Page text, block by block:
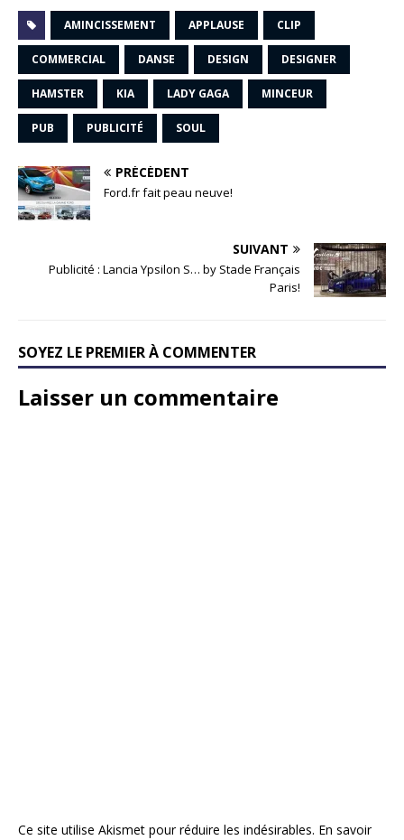
AMINCISSEMENT APPLAUSE CLIP
COMMERCIAL DANSE DESIGN DESIGNER
HAMSTER KIA LADY GAGA MINCEUR
PUB PUBLICITÉ SOUL
PRÉCÉDENT
Ford.fr fait peau neuve!
SUIVANT
Publicité : Lancia Ypsilon S… by Stade Français
Paris!
SOYEZ LE PREMIER À COMMENTER
Laisser un commentaire
Ce site utilise Akismet pour réduire les indésirables. En savoir